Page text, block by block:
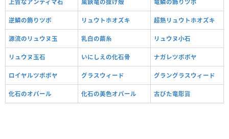
上質なアンティマ石 風鋏竜の抜け殻 竜鱗の飾りツボ
逆鱗の飾りツボ リュウトホオズキ 超熟リュウトホオズキ
源流のリュウヌ玉 乳白の繭糸 リュウヌ小石
リュウヌ玉石 いにしえの化石骨 ナガレツボボヤ
ロイヤルツボボヤ グラスウィード グラングラスウィード
化石のオパール 化石の美色オパール 古びた竜彫貨